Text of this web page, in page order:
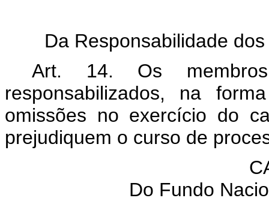
Da Responsabilidade
Art. 14. Os
responsabilizados, na
omissões no exercício do
prejudiquem o curso de
Do Fundo